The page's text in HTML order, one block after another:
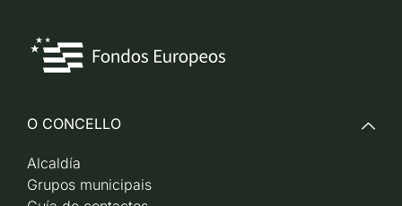
O CONCELLO
Alcaldía
Grupos municipais